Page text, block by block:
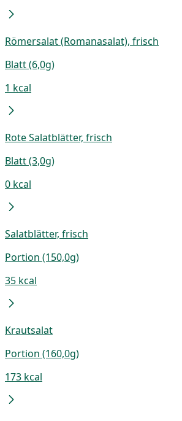
Römersalat (Romanasalat), frisch
Blatt (6,0g)
1 kcal
Rote Salatblätter, frisch
Blatt (3,0g)
0 kcal
Salatblätter, frisch
Portion (150,0g)
35 kcal
Krautsalat
Portion (160,0g)
173 kcal